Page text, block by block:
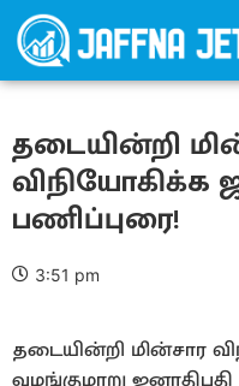
தடையின்றி
விநியோகிக்க
பணிப்புரை!
3:51 pm
தடையின்றி மின்சார